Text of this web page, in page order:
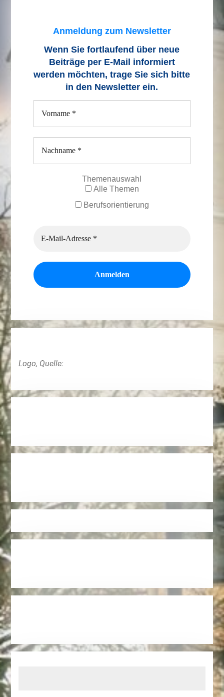
Anmeldung zum Newsletter
Wenn Sie fortlaufend über neue
Beiträge per E-Mail informiert
werden möchten, trage Sie sich bitte
in den Newsletter ein.
Themenauswahl
Alle Themen
Berufsorientierung
Logo, Quelle: